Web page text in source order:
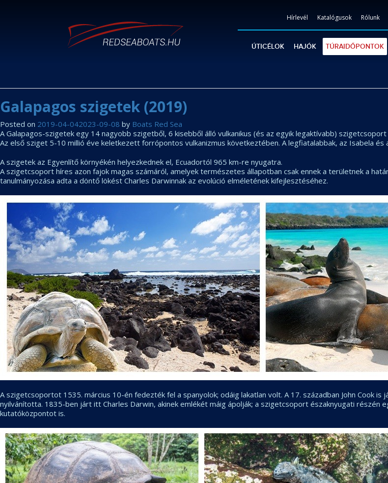
Hírlevél Katalógusok Rólunk
ÚTICÉLOK HAJÓK TÚRAIDŐPONTOK
Galapagos szigetek (2019)
Posted on 2019-04-042023-09-08 by Boats Red Sea
A Galapagos-szigetek egy 14 nagyobb szigetből, 6 kisebből álló vulkanikus (és az egyik legaktívabb) szigetcsoport
Az első sziget 5-10 millió éve keletkezett forrópontos vulkanizmus következtében. A legfiatalabbak, az Isabela és
A szigetek az Egyenlítő környékén helyezkednek el, Ecuadortól 965 km-re nyugatra.
A szigetcsoport híres azon fajok magas számáról, amelyek természetes állapotban csak ennek a területnek a
tanulmányozása adta a döntő lökést Charles Darwinnak az evolúció elméletének kifejlesztéséhez.
A szigetcsoportot 1535. március 10-én fedezték fel a spanyolok; odáig lakatlan volt. A 17. században John Cook
nyilvánította. 1835-ben járt itt Charles Darwin, akinek emlékét máig ápolják; a szigetcsoport északnyugati részén
kutatóközpontot is.